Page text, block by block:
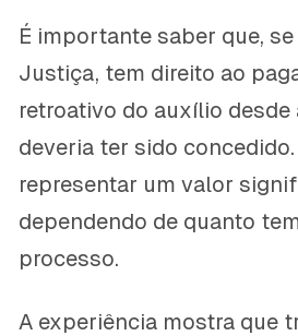
É importante saber que,
Justiça, tem direito ao
retroativo do auxílio desde
deveria ter sido
representar um valor
dependendo de quanto
processo.
A experiência mostra que